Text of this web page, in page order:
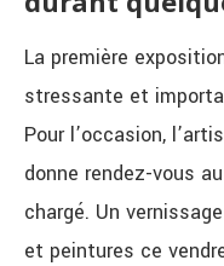
La première
stressante et
Pour l’occasion,
donne rendez-vous
chargé. Un
et peintures ce